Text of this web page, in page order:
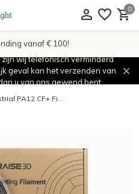
0
vanaf € 100!
wij telefonisch verminderd
geval kan het verzenden van
u van ons gewend bent.
PA12 CF+ Fi...